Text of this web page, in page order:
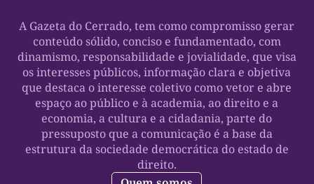
A Gazeta do Cerrado, tem como compromisso gerar
conteúdo sólido, conciso e fundamentado, com
dinamismo, responsabilidade e jovialidade, que visa
os interesses públicos, informação clara e objetiva
que destaca o interesse coletivo como vetor e abre
espaço ao público e à academia, ao direito e a
economia, a cultura e a cidadania, parte do
pressuposto que a comunicação é a base da
estrutura da sociedade democrática do estado de
direito.